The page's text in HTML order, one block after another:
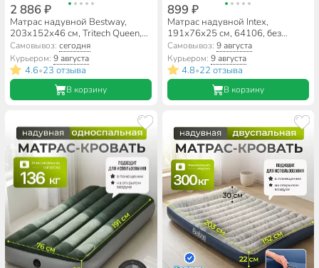
2 886 ₽
Матрас надувной Bestway,
203х152х46 см, Tritech Queen,
67403, насос встроенный,
электрический,
флокированный, 237 кг
Самовывоз:сегодня
Курьером:9 августа
4.6•23 отзыва
В корзину
899 ₽
Матрас надувной Intex,
191х76х25 см, 64106, без
насоса, флокированный, 136 кг
Самовывоз: 9 августа
Курьером: 9 августа
4.8•22 отзыва
В корзину